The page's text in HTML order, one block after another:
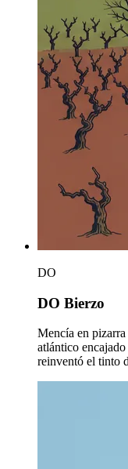
DO
DO Bierzo
Mencía en
atlántico
reinventó el tinto